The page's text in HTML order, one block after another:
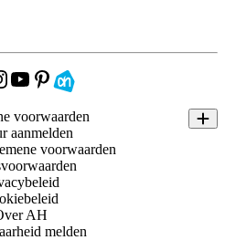
voorwaarden
aanmelden
voorwaarden
AH
melden